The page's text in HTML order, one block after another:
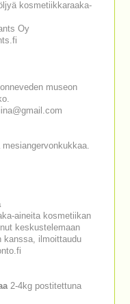
kosmetiikkaraaka-
Oy
museon
aineita kosmetiikan
keskustelemaan
kanssa, ilmoittaudu
2-4kg postitettuna